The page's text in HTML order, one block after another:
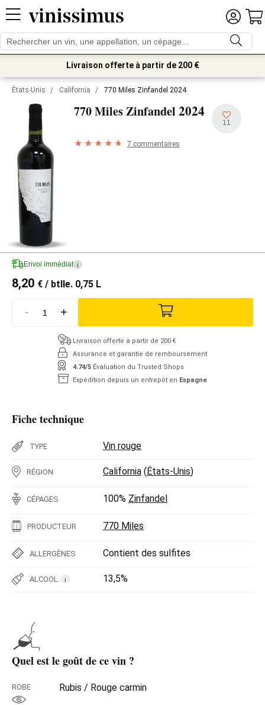
Livraison offerte à partir de 200 €
États-Unis / California / 770 Miles Zinfandel 2024
770 Miles Zinfandel 2024
11
7 commentaires
Envoi immédiat i
8,20 € / btlle. 0,75 L
- +
Livraison offerte à partir de 200 €
Assurance et garantie de remboursement
4.74/5 Évaluation du Trusted Shops
Expédition depuis un entrepôt en Espagne
Fiche technique
TYPE Vin rouge
RÉGION California (États-Unis)
CÉPAGES 100% Zinfandel
PRODUCTEUR 770 Miles
ALLERGÈNES Contient des sulfites
ALCOOL i 13,5%
Quel est le goût de ce vin ?
ROBE Rubis / Rouge carmin